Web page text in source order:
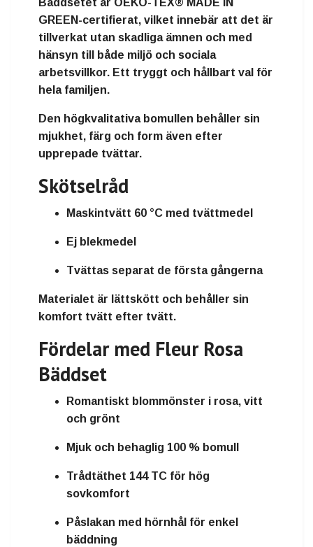
Bäddsetet är OEKO-TEX® MADE IN
GREEN-certifierat, vilket innebär att det är
tillverkat utan skadliga ämnen och med
hänsyn till både miljö och sociala
arbetsvillkor. Ett tryggt och hållbart val för
hela familjen.
Den högkvalitativa bomullen behåller sin
mjukhet, färg och form även efter
upprepade tvättar.
Skötselråd
Maskintvätt 60 °C med tvättmedel
Ej blekmedel
Tvättas separat de första gångerna
Materialet är lättskött och behåller sin
komfort tvätt efter tvätt.
Fördelar med Fleur Rosa
Bäddset
Romantiskt blommönster i rosa, vitt
och grönt
Mjuk och behaglig 100 % bomull
Trådtäthet 144 TC för hög
sovkomfort
Påslakan med hörnhål för enkel
bäddning